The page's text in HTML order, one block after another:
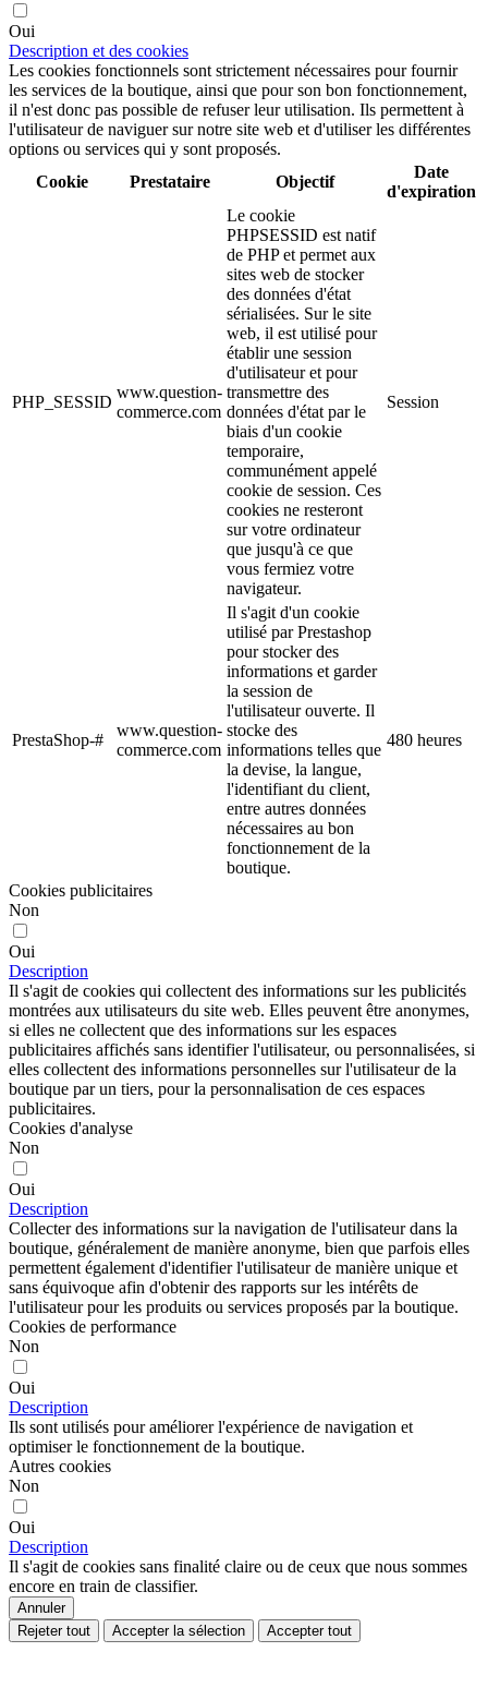
Oui
Description et des cookies
Les cookies fonctionnels sont strictement nécessaires pour fournir
les services de la boutique, ainsi que pour son bon fonctionnement,
il n'est donc pas possible de refuser leur utilisation. Ils permettent à
l'utilisateur de naviguer sur notre site web et d'utiliser les différentes
options ou services qui y sont proposés.
Cookie
Prestataire Objectif
Date
d'expiration
PHP_SESSID
www.question-
commerce.com
Le cookie
PHPSESSID est natif
de PHP et permet aux
sites web de stocker
des données d'état
sérialisées. Sur le site
web, il est utilisé pour
établir une session
d'utilisateur et pour
transmettre des
données d'état par le
biais d'un cookie
temporaire,
communément appelé
cookie de session. Ces
cookies ne resteront
sur votre ordinateur
que jusqu'à ce que
vous fermiez votre
navigateur.
Session
PrestaShop-#
www.question-
commerce.com
Il s'agit d'un cookie
utilisé par Prestashop
pour stocker des
informations et garder
la session de
l'utilisateur ouverte. Il
stocke des
informations telles que
la devise, la langue,
l'identifiant du client,
entre autres données
nécessaires au bon
fonctionnement de la
boutique.
480 heures
Cookies publicitaires
Non
Oui
Description
Il s'agit de cookies qui collectent des informations sur les publicités
montrées aux utilisateurs du site web. Elles peuvent être anonymes,
si elles ne collectent que des informations sur les espaces
publicitaires affichés sans identifier l'utilisateur, ou personnalisées, si
elles collectent des informations personnelles sur l'utilisateur de la
boutique par un tiers, pour la personnalisation de ces espaces
publicitaires.
Cookies d'analyse
Non
Oui
Description
Collecter des informations sur la navigation de l'utilisateur dans la
boutique, généralement de manière anonyme, bien que parfois elles
permettent également d'identifier l'utilisateur de manière unique et
sans équivoque afin d'obtenir des rapports sur les intérêts de
l'utilisateur pour les produits ou services proposés par la boutique.
Cookies de performance
Non
Oui
Description
Ils sont utilisés pour améliorer l'expérience de navigation et
optimiser le fonctionnement de la boutique.
Autres cookies
Non
Oui
Description
Il s'agit de cookies sans finalité claire ou de ceux que nous sommes
encore en train de classifier.
Annuler
Rejeter tout
Accepter la sélection Accepter tout